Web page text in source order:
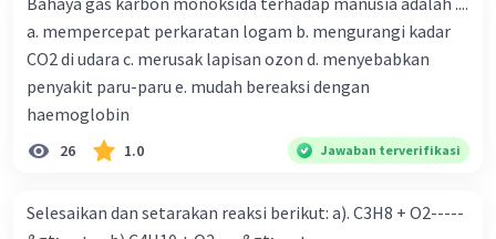
a. mempercepat perkaratan logam b. mengurangi kadar
CO2 di udara c. merusak lapisan ozon d. menyebabkan
penyakit paru-paru e. mudah bereaksi dengan
haemoglobin
26 1.0 Jawaban terverifikasi
Selesaikan dan setarakan reaksi berikut: a). C3H8 + O2-----